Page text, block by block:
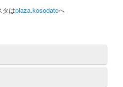
タはplaza.kosodateへ